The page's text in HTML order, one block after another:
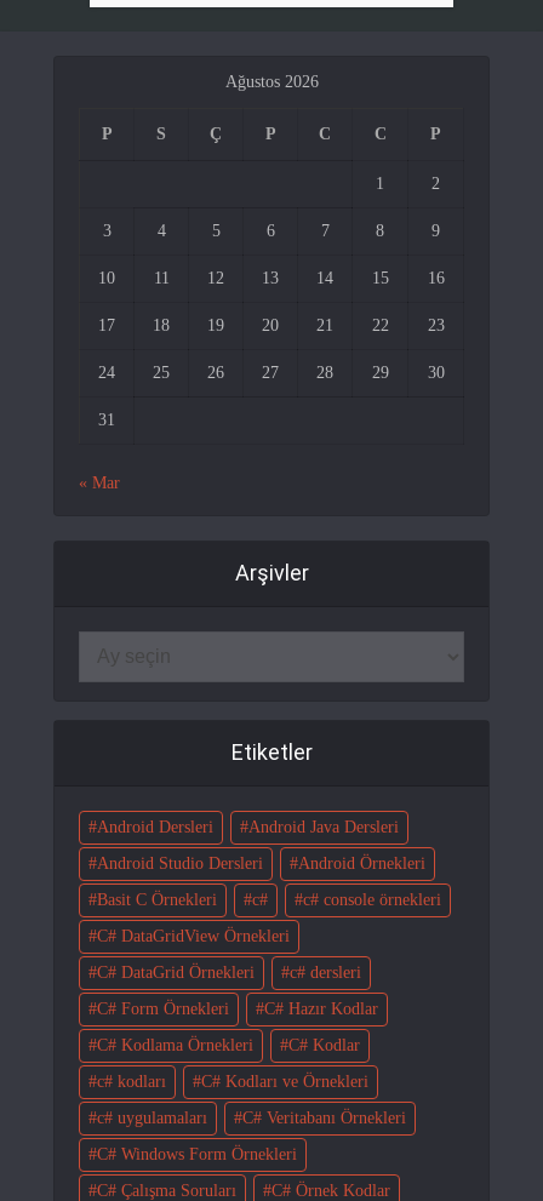
Ağustos 2026
P S Ç P C C P
1 2
3 4 5 6 7 8 9
10 11 12 13 14 15 16
17 18 19 20 21 22 23
24 25 26 27 28 29 30
31
« Mar
Arşivler
Etiketler
Android Dersleri
Android Java Dersleri
Android Studio Dersleri
Android Örnekleri
Basit C Örnekleri
c#
c# console örnekleri
C# DataGridView Örnekleri
C# DataGrid Örnekleri
c# dersleri
C# Form Örnekleri
C# Hazır Kodlar
C# Kodlama Örnekleri
C# Kodlar
c# kodları
C# Kodları ve Örnekleri
c# uygulamaları
C# Veritabanı Örnekleri
C# Windows Form Örnekleri
C# Çalışma Soruları
C# Örnek Kodlar